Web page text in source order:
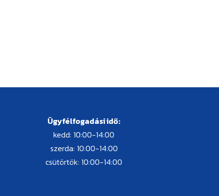
Ügyfélfogadási idő:
kedd: 10:00-14:00
szerda: 10:00-14:00
csütörtök: 10:00-14:00